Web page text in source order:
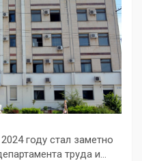
году стал заметно
труда и…